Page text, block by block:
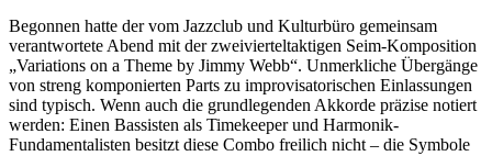
Begonnen hatte der vom Jazzclub und Kulturbüro gemeinsam
verantwortete Abend mit der zweivierteltaktigen Seim-Komposition
„Variations on a Theme by Jimmy Webb“. Unmerkliche Übergänge
von streng komponierten Parts zu improvisatorischen Einlassungen
sind typisch. Wenn auch die grundlegenden Akkorde präzise notiert
werden: Einen Bassisten als Timekeeper und Harmonik-
Fundamentalisten besitzt diese Combo freilich nicht – die Symbole